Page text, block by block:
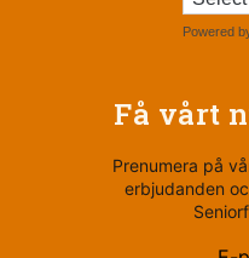
Powered
Få vårt
Prenumera på
erbjudanden